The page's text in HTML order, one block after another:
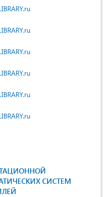
СИСТЕМ